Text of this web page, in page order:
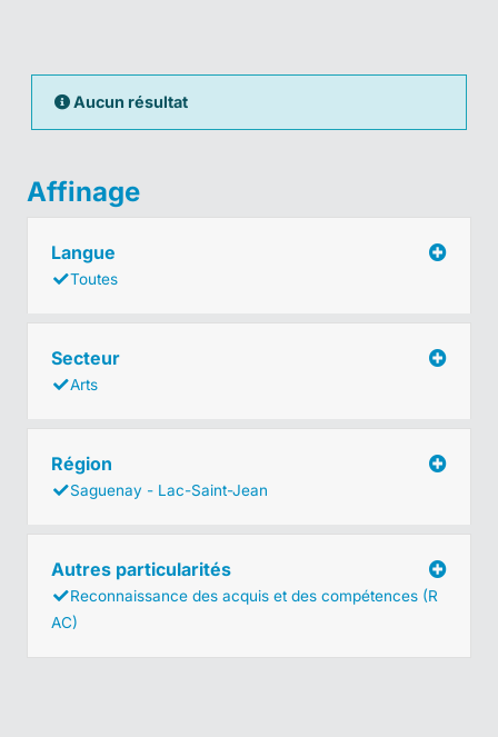
Aucun résultat
Affinage
Langue
Toutes
Secteur
Arts
Région
Saguenay - Lac-Saint-Jean
Autres particularités
Reconnaissance des acquis et des compétences (R
AC)